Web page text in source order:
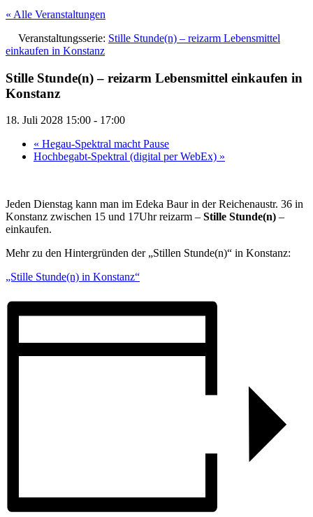
« Alle Veranstaltungen
Veranstaltungsserie: Stille Stunde(n) – reizarm Lebensmittel
einkaufen in Konstanz
Stille Stunde(n) – reizarm Lebensmittel einkaufen in
Konstanz
18. Juli 2028 15:00 - 17:00
« Hegau-Spektral macht Pause
Hochbegabt-Spektral (digital per WebEx) »
Jeden Dienstag kann man im Edeka Baur in der Reichenaustr. 36 in
Konstanz zwischen 15 und 17Uhr reizarm – Stille Stunde(n) –
einkaufen.
Mehr zu den Hintergründen der „Stillen Stunde(n)“ in Konstanz:
„Stille Stunde(n) in Konstanz“